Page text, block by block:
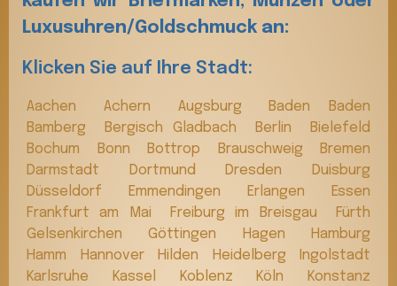
Luxusuhren/Goldschmuck an:
Klicken Sie auf Ihre Stadt:
Aachen Achern Augsburg
Baden Baden
Bamberg
Bergisch Gladbach Berlin
Bielefeld
Bochum
Bonn Bottrop Brauschweig
Bremen
Darmstadt
Dortmund Dresden
Duisburg
Düsseldorf
Emmendingen Erlangen
Essen
Frankfurt am Mai
Freiburg im Breisgau
Fürth
Gelsenkirchen
Göttingen Hagen
Hamburg
Hamm
Hannover Hilden Heidelberg
Ingolstadt
Karlsruhe
Kassel Koblenz Köln
Konstanz